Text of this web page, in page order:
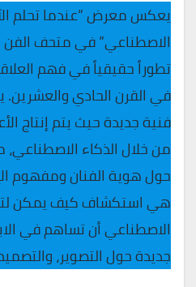
يعكس معرض “عندما تحلم
الاصطناعي” في متحف الفن
تطوراً حقيقياً في فهم
في القرن الحادي
فنية جديدة حيث يتم إنتاج
من خلال الذكاء
حول هوية الفنان ومفهوم
هي استكشاف كيف يمكن
الاصطناعي أن تساهم في
جديدة حول التصوير،